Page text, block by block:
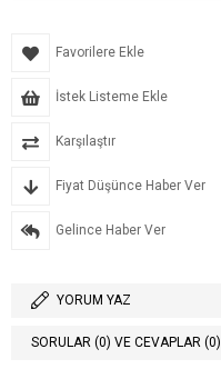
Favorilere Ekle
İstek Listeme Ekle
Karşılaştır
Fiyat Düşünce Haber Ver
Gelince Haber Ver
YORUM YAZ
SORULAR (0) VE CEVAPLAR (0)